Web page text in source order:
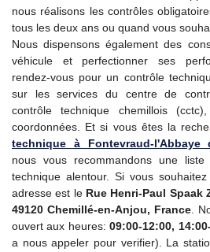
nous réalisons les contrôles
tous les deux ans ou quand vous
Nous dispensons également des
véhicule et perfectionner ses
rendez-vous pour un contrôle
sur les services du centre de
contrôle technique chemillois
coordonnées. Et si vous êtes la
technique à Fontevraud-l'Abbaye
nous vous recommandons une
technique alentour. Si vous
adresse est le Rue Henri-Paul Spaak
49120 Chemillé-en-Anjou, France.
ouvert aux heures:09:00-12:00,
a nous appeler pour verifier). La